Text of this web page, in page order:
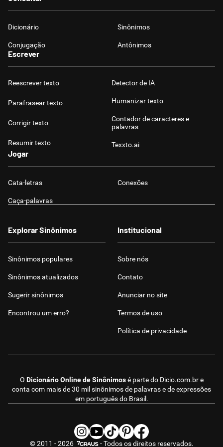
Dicionário Sinônimos
Conjugação Antônimos
Escrever
Reescrever texto
Parafrasear texto
Corrigir texto
Resumir texto
Detector de IA
Humanizar texto
Contador de caracteres e
palavras
Texxto.ai
Jogar
Cata-letras Conexões
Caça-palavras
O Dicionário Online de Sinônimosé parte do Dicio.com.bre
conta com mais de 30 mil sinônimos de palavras e de expressões
em português do Brasil.
Explorar Sinônimos
Sinônimos populares
Sinônimos atualizados
Sugerir sinônimos
Encontrou um erro?
Institucional
Sobre nós
Contato
Anunciar no site
Termos de uso
Política de privacidade
© 2011 - 2026 - Todos os direitos reservados.